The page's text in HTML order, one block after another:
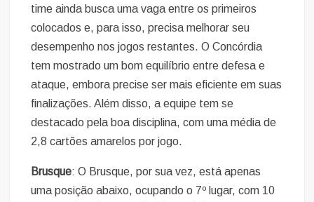
time ainda busca uma vaga entre os primeiros
colocados e, para isso, precisa melhorar seu
desempenho nos jogos restantes. O Concórdia
tem mostrado um bom equilíbrio entre defesa e
ataque, embora precise ser mais eficiente em suas
finalizações. Além disso, a equipe tem se
destacado pela boa disciplina, com uma média de
2,8 cartões amarelos por jogo.
Brusque: O Brusque, por sua vez, está apenas
uma posição abaixo, ocupando o 7º lugar, com 10